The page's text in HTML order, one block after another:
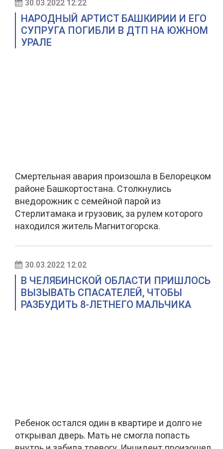
30.03.2022 12:22
НАРОДНЫЙ АРТИСТ БАШКИРИИ И ЕГО
СУПРУГА ПОГИБЛИ В ДТП НА ЮЖНОМ
УРАЛЕ
Смертельная авария произошла в Белорецком
районе Башкортостана. Столкнулись
внедорожник с семейной парой из
Стерлитамака и грузовик, за рулем которого
находился житель Магнитогорска.
30.03.2022 12:02
В ЧЕЛЯБИНСКОЙ ОБЛАСТИ ПРИШЛОСЬ
ВЫЗЫВАТЬ СПАСАТЕЛЕЙ, ЧТОБЫ
РАЗБУДИТЬ 8-ЛЕТНЕГО МАЛЬЧИКА
Ребенок остался один в квартире и долго не
открывал дверь. Мать не смогла попасть